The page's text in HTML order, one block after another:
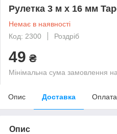
Рулетка 3 м x 16 мм
Немає в наявності
Код: 2300
Роздріб
49 ₴
Мінімальна сума замовлення
Опис Доставка Оплата
Опис